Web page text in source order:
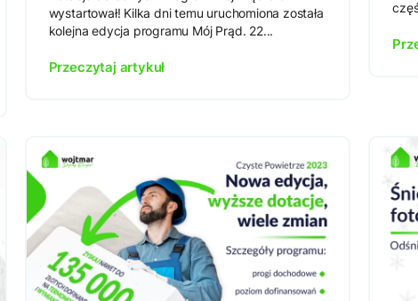
wystartował! Kilka dni temu uruchomiona została
kolejna edycja programu Mój Prąd. 22...
Przeczytaj artykuł